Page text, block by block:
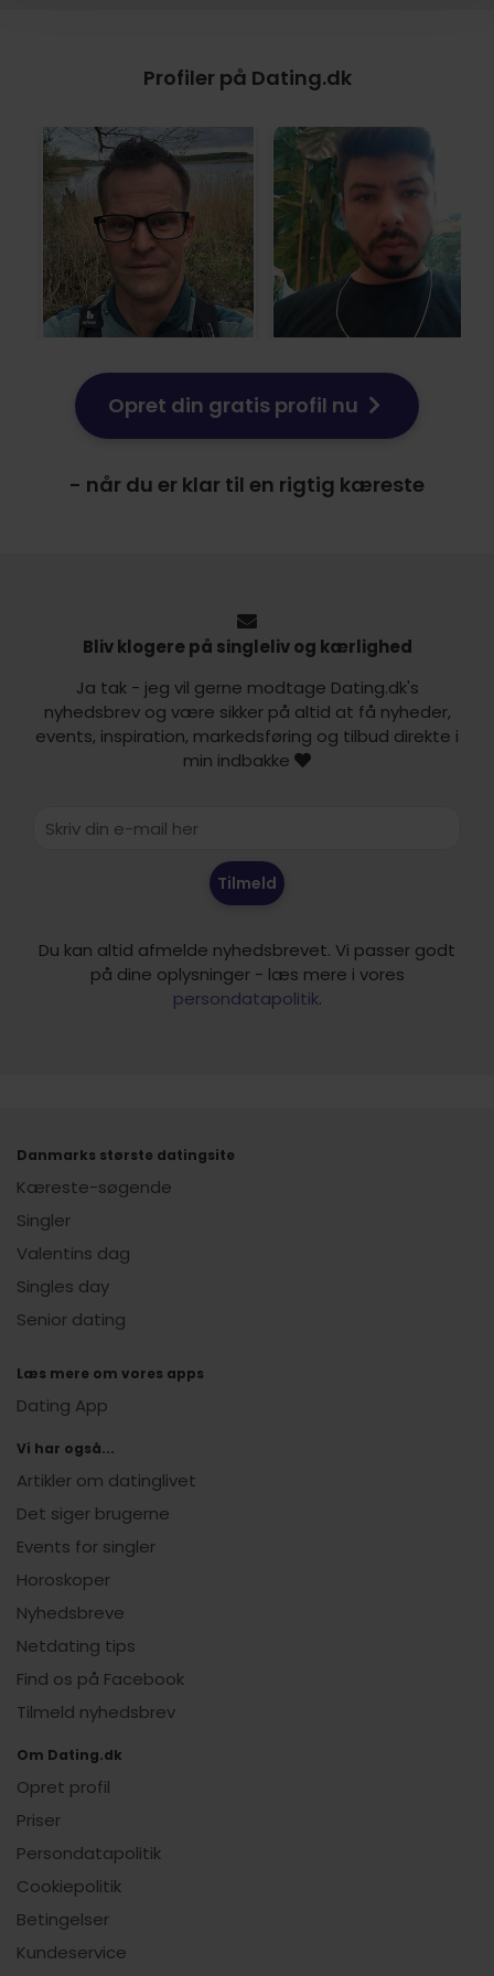
Profiler på Dating.dk
Opret din gratis profil nu
- når du er klar til en rigtig kæreste
Bliv klogere på singleliv og kærlighed
Ja tak - jeg vil gerne modtage Dating.dk's
nyhedsbrev og være sikker på altid at få nyheder,
events, inspiration, markedsføring og tilbud direkte i
min indbakke
Tilmeld
Du kan altid afmelde nyhedsbrevet. Vi passer godt
på dine oplysninger - læs mere i vores
persondatapolitik.
Danmarks største datingsite
Kæreste-søgende
Singler
Valentins dag
Singles day
Senior dating
Læs mere om vores apps
Dating App
Vi har også...
Artikler om datinglivet
Det siger brugerne
Events for singler
Horoskoper
Nyhedsbreve
Netdating tips
Find os på Facebook
Tilmeld nyhedsbrev
Om Dating.dk
Opret profil
Priser
Persondatapolitik
Cookiepolitik
Betingelser
Kundeservice